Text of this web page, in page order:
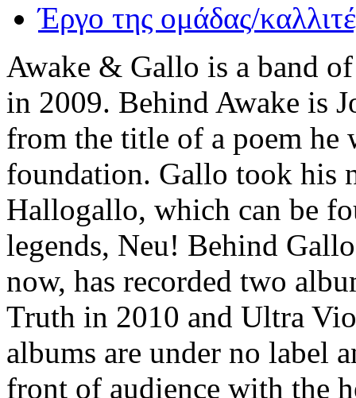
Έργο της ομάδας/
Awake & Gallo is a band
in 2009. Behind Awake is
from the title of a poem he
foundation. Gallo took his
Hallogallo, which can be
legends, Neu! Behind
now, has recorded two
Truth in 2010 and Ultra
albums are under no label
front of audience with the